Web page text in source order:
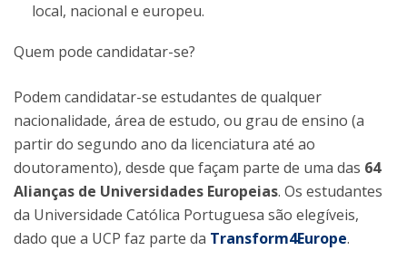
local, nacional e europeu.
Quem pode candidatar-se?
Podem candidatar-se estudantes de qualquer
nacionalidade, área de estudo, ou grau de ensino (a
partir do segundo ano da licenciatura até ao
doutoramento), desde que façam parte de uma das 64
Alianças de Universidades Europeias. Os estudantes
da Universidade Católica Portuguesa são elegíveis,
dado que a UCP faz parte da Transform4Europe.